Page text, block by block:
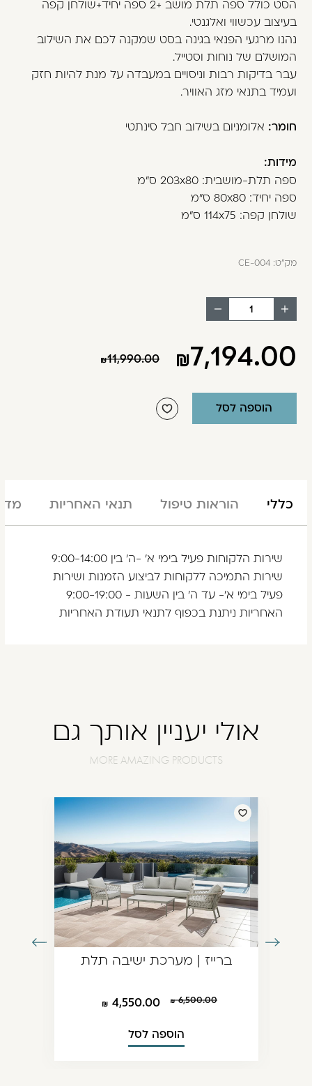
משתמש חדש/אורח
דאגנו לכם ליצירת חשבון קלה ומהירה במיוחד.
המשיכו למילוי פרטיכם ותוכלו ליהנות מהיתרונות של
משתמש רשום כבר עכשיו.
הסט כולל ספה תלת מושב +2 ספה יחיד+שולחן קפה
בעיצוב עכשווי ואלגנטי.
נהנו מרגעי הפנאי בגינה בסט שמקנה לכם את השילוב
המושלם של נוחות וסטייל.
עבר בדיקות רבות וניסויים במעבדה על מנת להיות חזק
ועמיד בתנאי מזג האוויר.
חומר: אלומניום בשילוב חבל סינתטי
מידות:
ספה תלת-מושבית: 203x80 ס"מ
ספה יחיד: 80x80 ס"מ
שולחן קפה: 114x75 ס"מ
מק"ט:CE-004
הוסף
החסר
7,194.00
11,990.00
הוספה לסל
כללי הוראות טיפול תנאי האחריות
שירות הלקוחות פעיל בימי א' -ה' בין 9:00-14:00
שירות התמיכה ללקוחות לביצוע הזמנות ושירות
פעיל בימי א'- עד ה' בין השעות - 9:00-19:00
האחריות ניתנת בכפוף לתנאי תעודת האחריות
אולי יעניין אותך גם
עבור
עבור
ברייז | מערכת ישיבה תלת
4,550.00 6,500.00
הוספה לסל